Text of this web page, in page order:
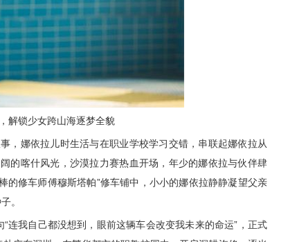
， 解锁少女跨山海逐梦全貌
， 娜依拉儿时生活与在职业学校学习交错， 串联起娜依拉从
的喀什风光，沙漠拉力赛热血开场，年少的娜依拉与伙伴肆
的修车师傅穆斯塔帕”修车铺中，小小的娜依拉静静凝望父亲
。
“连我自己都没想到，眼前这辆车会改变我未来的命运”，正式